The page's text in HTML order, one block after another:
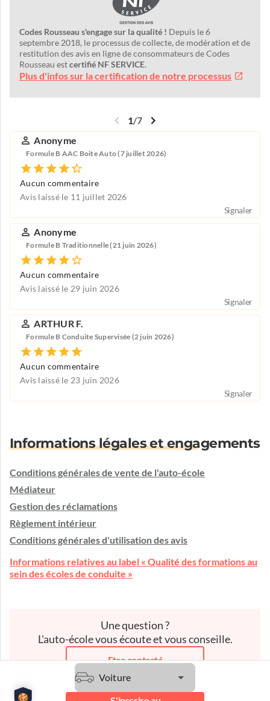
Codes Rousseau s'engage sur la qualité ! Depuis le 6
septembre 2018, le processus de collecte, de modération et de
restitution des avis en ligne de consommateurs de Codes
Rousseau estcertifié NF SERVICE.
Plus d'infos sur la certification de notre processus
1/7
Anonyme
Formule B AAC Boite Auto (7 juillet 2026)
Aucun commentaire
Avis laissé le 11 juillet 2026
Signaler
Anonyme
Formule B Traditionnelle (21 juin 2026)
Aucun commentaire
Avis laissé le 29 juin 2026
Signaler
ARTHUR F.
Formule B Conduite Supervisée (2 juin 2026)
Aucun commentaire
Avis laissé le 23 juin 2026
Signaler
Informations légales et engagements
Conditions générales de vente de l'auto-école
Médiateur
Gestion des réclamations
Règlement intérieur
Conditions générales d'utilisation des avis
Informations relatives au label « Qualité des formations au
sein des écoles de conduite »
Une question ?
L'auto-école vous écoute et vous conseille.
Etre contacté
Voiture